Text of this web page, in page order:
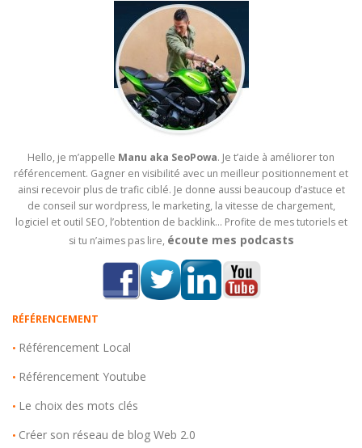
Hello, je m’appelle Manu aka SeoPowa. Je t’aide à améliorer ton
référencement. Gagner en visibilité avec un meilleur positionnement et
ainsi recevoir plus de trafic ciblé. Je donne aussi beaucoup d’astuce et
de conseil sur wordpress, le marketing, la vitesse de chargement,
logiciel et outil SEO, l’obtention de backlink… Profite de mes tutoriels et
si tu n’aimes pas lire, écoute mes podcasts
RÉFÉRENCEMENT
• Référencement Local
• Référencement Youtube
• Le choix des mots clés
• Créer son réseau de blog Web 2.0